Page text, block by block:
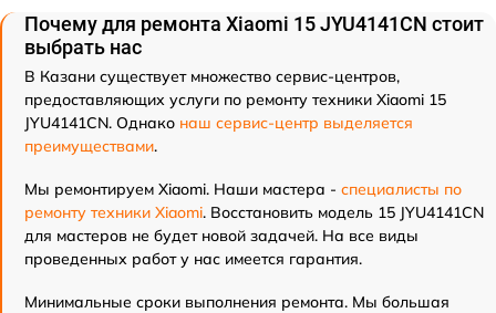
Почему для ремонта Xiaomi 15 JYU4141CN стоит
выбрать нас
В Казани существует множество сервис-центров,
предоставляющих услуги по ремонту техники Xiaomi 15
JYU4141CN. Однако наш сервис-центр выделяется
преимуществами.
Мы ремонтируем Xiaomi. Наши мастера - специалисты по
ремонту техники Xiaomi. Восстановить модель 15 JYU4141CN
для мастеров не будет новой задачей. На все виды
проведенных работ у нас имеется гарантия.
Минимальные сроки выполнения ремонта. Мы большая